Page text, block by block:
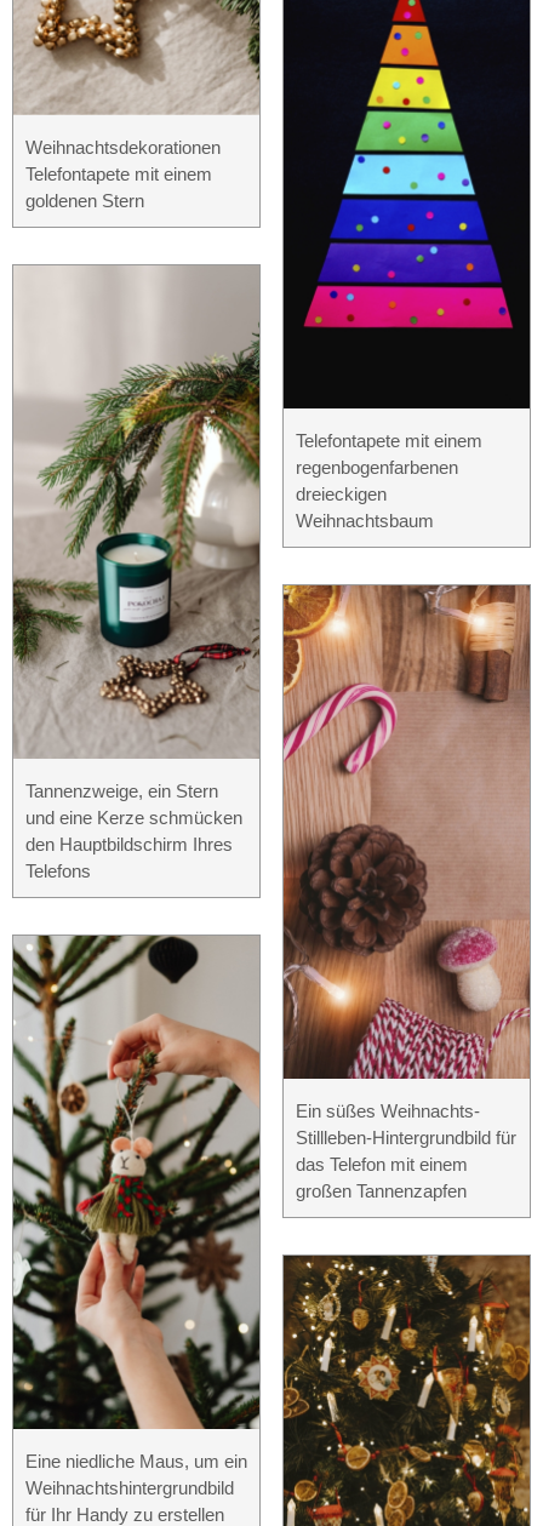
Weihnachtsdekorationen
Telefontapete mit einem
goldenen Stern
Tannenzweige, ein Stern
und eine Kerze schmücken
den Hauptbildschirm Ihres
Telefons
Eine niedliche Maus, um ein
Weihnachtshintergrundbild
für Ihr Handy zu erstellen
Telefontapete mit einem
regenbogenfarbenen
dreieckigen
Weihnachtsbaum
Ein süßes Weihnachts-
Stillleben-Hintergrundbild für
das Telefon mit einem
großen Tannenzapfen